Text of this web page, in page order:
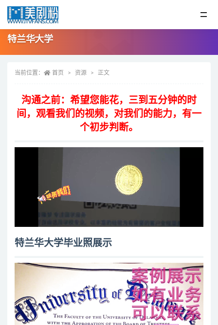
特兰华大学
当前位置： 首页 资源 正文
沟通之前：希望您能花，三到五分钟的时
间，观看我们的视频，对我们的能力，有一
个初步判断。
特兰华大学毕业照展示